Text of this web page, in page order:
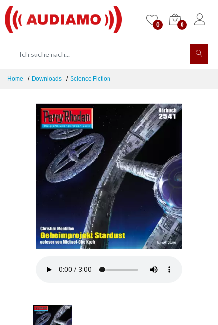
0 0
Home Downloads Science Fiction